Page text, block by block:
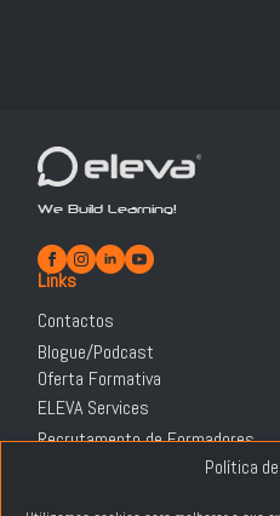
Política
We Build Learning!
Links
Contactos
Blogue/Podcast
Oferta Formativa
ELEVA Services
Recrutamento de Formadores